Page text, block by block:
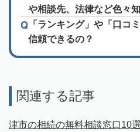
や相談先、法律など色々
「ランキング」や「口コ
信頼できるの？
関連する記事
津市の相続の無料相談窓口10